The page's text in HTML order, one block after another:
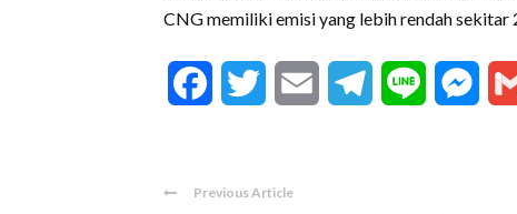
CNG memiliki emisi yang lebih rendah
FacebookTwitter Email Telegram
Line
Previous Article